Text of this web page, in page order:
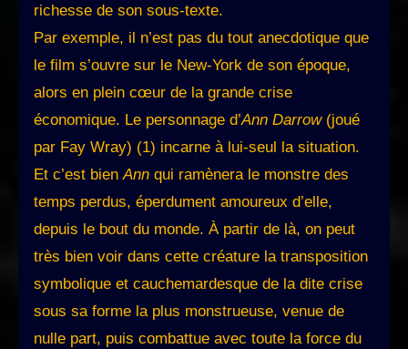
richesse de son sous-texte.
Par exemple, il n’est pas du tout anecdotique que
le film s’ouvre sur le New-York de son époque,
alors en plein cœur de la grande crise
économique. Le personnage d’Ann Darrow (joué
par Fay Wray) (1) incarne à lui-seul la situation.
Et c’est bienAnn qui ramènera le monstre des
temps perdus, éperdument amoureux d’elle,
depuis le bout du monde. À partir de là, on peut
très bien voir dans cette créature la transposition
symbolique et cauchemardesque de la dite crise
sous sa forme la plus monstrueuse, venue de
nulle part, puis combattue avec toute la force du